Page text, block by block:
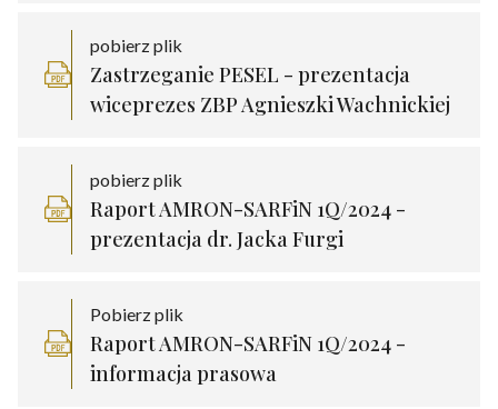
pobierz plik
Zastrzeganie PESEL - prezentacja
wiceprezes ZBP Agnieszki Wachnickiej
pobierz plik
Raport AMRON-SARFiN 1Q/2024 -
prezentacja dr. Jacka Furgi
Pobierz plik
Raport AMRON-SARFiN 1Q/2024 -
informacja prasowa